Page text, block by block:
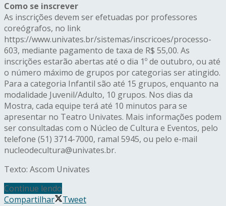
Como se inscrever
As inscrições devem ser efetuadas por professores
coreógrafos, no link
https://www.univates.br/sistemas/inscricoes/processo-
603, mediante pagamento de taxa de R$ 55,00. As
inscrições estarão abertas até o dia 1º de outubro, ou até
o número máximo de grupos por categorias ser atingido.
Para a categoria Infantil são até 15 grupos, enquanto na
modalidade Juvenil/Adulto, 10 grupos. Nos dias da
Mostra, cada equipe terá até 10 minutos para se
apresentar no Teatro Univates. Mais informações podem
ser consultadas com o Núcleo de Cultura e Eventos, pelo
telefone (51) 3714-7000, ramal 5945, ou pelo e-mail
nucleodecultura@univates.br.
Texto: Ascom Univates
Continue lendo
Compartilhar
Tweet